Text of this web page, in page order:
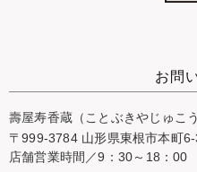
お問
壽屋寿香蔵（ことぶきやじゅこう
〒999-3784 山形県東根市本町6-
店舗営業時間／9：30～18：00